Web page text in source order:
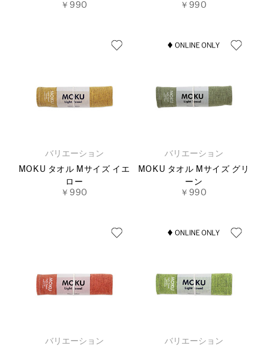
￥990
￥990
バリエーション
MOKU タオル Mサイズ イエ
ロー
￥990
バリエーション
MOKU タオル Mサイズ グリ
ーン
￥990
バリエーション
バリエーション